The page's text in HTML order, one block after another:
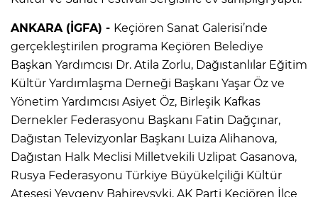
ANKARA (İGFA) - Keçiören Sanat Galerisi’nde
gerçekleştirilen programa Keçiören Belediye
Başkan Yardımcısı Dr. Atila Zorlu, Dağıstanlılar Eğitim
Kültür Yardımlaşma Derneği Başkanı Yaşar Öz ve
Yönetim Yardımcısı Asiyet Öz, Birleşik Kafkas
Dernekler Federasyonu Başkanı Fatin Dağçınar,
Dağıstan Televizyonlar Başkanı Luiza Alihanova,
Dağıstan Halk Meclisi Milletvekili Uzlipat Gasanova,
Rusya Federasyonu Türkiye Büyükelçiliği Kültür
Ateşesi Yevgeny Bahirevsyki, AK Parti Keçiören İlçe